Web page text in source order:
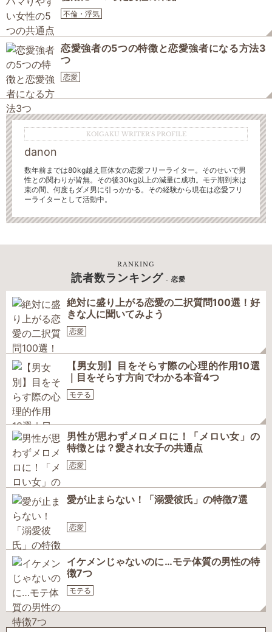
不倫・浮気
恋愛強者の5つの特徴と恋愛強者になる方法3
つ
恋愛
KOIGAKU WRITER'S PROFILE
danon
数年前までは80kg越え巨体女の恋愛フリーライター。そのせいで男
性との関わりが皆無。 その後30kg以上の減量に成功。モテ期到来は
束の間、何度もダメ男に引っかかる。その経験から現在は恋愛フリ
ーライターとして活動中。
RANKING
読者数ランキング - 恋愛
絶対に盛り上がる恋愛の二択質問100選！好
きな人に聞いてみよう
恋愛
【男女別】目をそらす際の心理的作用10選
｜目をそらす方向でわかる本音4つ
モテる
男性が思わずメロメロに！「メロい女」の
特徴とは？愛され女子の共通点
恋愛
愛が止まらない！「溺愛彼氏」の特徴7選
恋愛
イケメンじゃないのに…モテ体質の男性の特
徴7つ
モテる